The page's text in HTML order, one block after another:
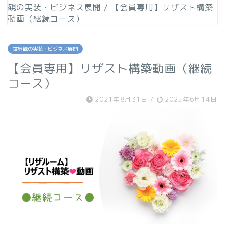
観の実装・ビジネス展開 /
【会員専用】リザスト構築
動画（継続コース）
世界観の実装・ビジネス展開
【会員専用】リザスト構築動画（継続
コース）
2021年8月31日 / 2025年6月14日